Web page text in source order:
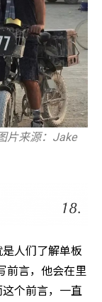
片来源：Jake
人们了解单板
前言，他会在里
个前言，一直